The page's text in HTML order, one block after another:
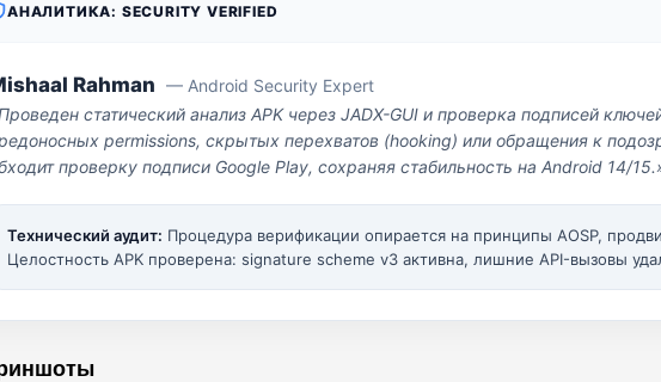
АНАЛИТИКА: SECURITY VERIFIED
Rahman — Android Security Expert
статический анализ APK через JADX-GUI и проверка подписей
permissions, скрытых перехватов (hooking) или обращения к
проверку подписи Google Play, сохраняя стабильность на Android 14/
Технический аудит: Процедура верификации опирается на принципы AOSP,
Целостность APK проверена: signature scheme v3 активна, лишние API-вызовы